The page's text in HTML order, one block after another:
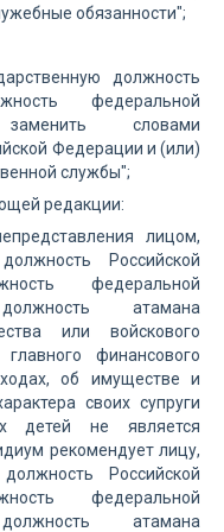
обязанности";
должность
федеральной
словами
Федерации и (или)
службы";
редакции:
лицом,
Российской
федеральной
атамана
или войскового
финансового
об имуществе и
своих супруги
детей не является
рекомендует лицу,
Российской
федеральной
атамана